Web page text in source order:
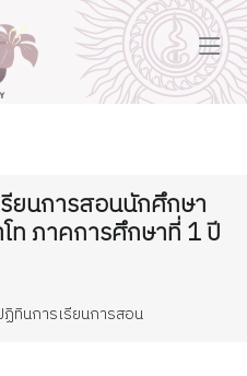
ยนการสอนนักศึกษา
ภาคการศึกษาที่ 1 ปี
ฏิทินการเรียนการสอน